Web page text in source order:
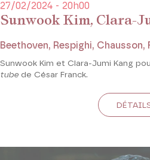
Sunwook Kim, Clara-
27/02/2024 - 20h00
Beethoven, Respighi, Chausson,
Sunwook Kim et Clara-Jumi Kang
tubede César Franck.